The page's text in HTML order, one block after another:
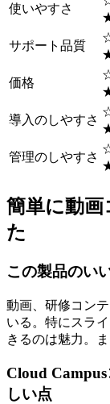
使いやすさ
サポート品質
価格
導入のしやすさ
管理のしやすさ
簡単に動
た
この製品のい
動画、研修コン
いる。特にスラ
きるのは魅力。
Cloud
しい点